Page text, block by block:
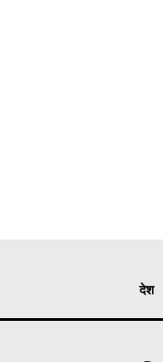
देश